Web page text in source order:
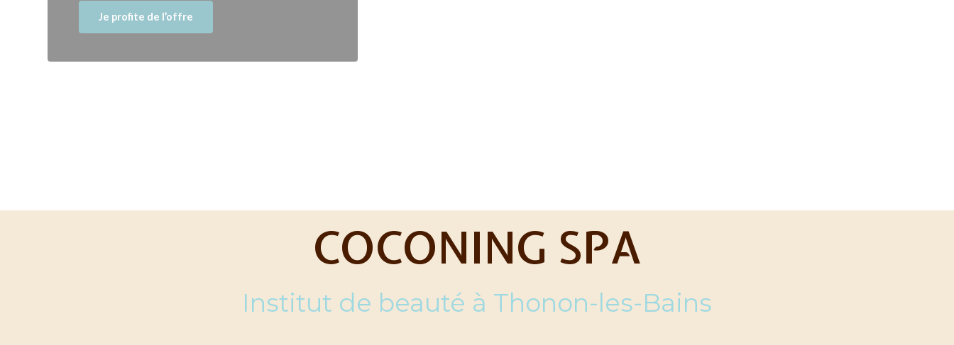
Je profite de l’offre
COCONING SPA
Institut de beauté à Thonon-les-Bains